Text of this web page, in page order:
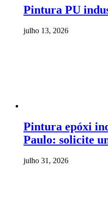
Pintura PU
julho 13, 2026
Pintura epóxi
Paulo: solicite
julho 31, 2026